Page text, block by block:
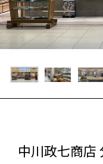
中川政七商店